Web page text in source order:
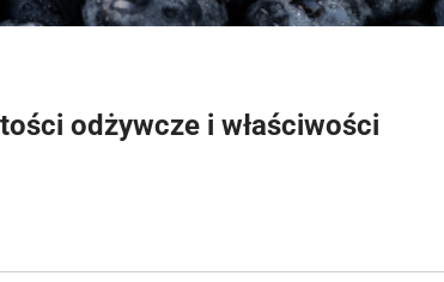
odżywcze i właściwości